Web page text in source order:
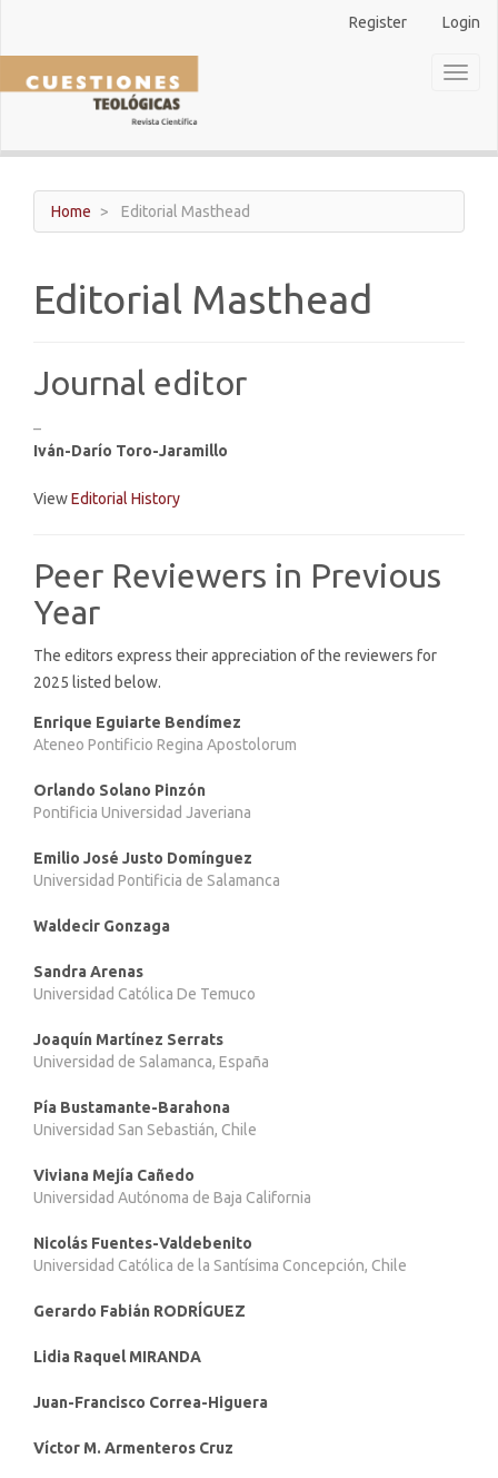
Main
Content
Sidebar
Register Login
Home Editorial Masthead
Editorial Masthead
Journal editor
–
Iván-Darío Toro-Jaramillo
ViewEditorial History
Peer Reviewers in Previous
Year
The editors express their appreciation of the reviewers for
2025 listed below.
Enrique Eguiarte Bendímez
Ateneo Pontificio Regina Apostolorum
Orlando Solano Pinzón
Pontificia Universidad Javeriana
Emilio José Justo Domínguez
Universidad Pontificia de Salamanca
Waldecir Gonzaga
Sandra Arenas
Universidad Católica De Temuco
Joaquín Martínez Serrats
Universidad de Salamanca, España
Pía Bustamante-Barahona
Universidad San Sebastián, Chile
Viviana Mejía Cañedo
Universidad Autónoma de Baja California
Nicolás Fuentes-Valdebenito
Universidad Católica de la Santísima Concepción, Chile
Gerardo Fabián RODRÍGUEZ
Lidia Raquel MIRANDA
Juan-Francisco Correa-Higuera
Víctor M. Armenteros Cruz